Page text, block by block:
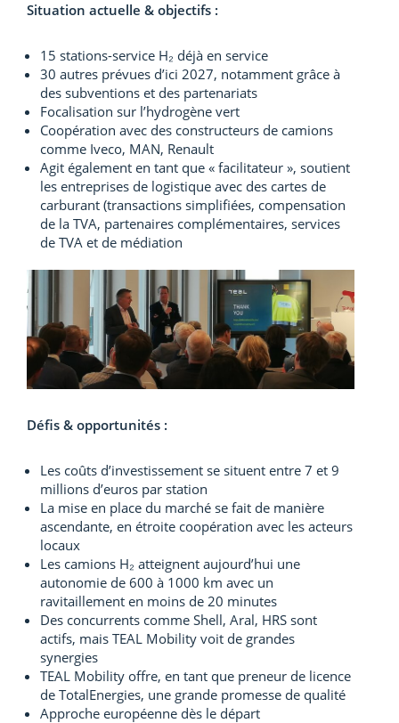
Situation actuelle & objectifs :
15 stations-service H₂ déjà en service
30 autres prévues d’ici 2027, notamment grâce à
des subventions et des partenariats
Focalisation sur l’hydrogène vert
Coopération avec des constructeurs de camions
comme Iveco, MAN, Renault
Agit également en tant que « facilitateur », soutient
les entreprises de logistique avec des cartes de
carburant (transactions simplifiées, compensation
de la TVA, partenaires complémentaires, services
de TVA et de médiation
Défis & opportunités :
Les coûts d’investissement se situent entre 7 et 9
millions d’euros par station
La mise en place du marché se fait de manière
ascendante, en étroite coopération avec les acteurs
locaux
Les camions H₂ atteignent aujourd’hui une
autonomie de 600 à 1000 km avec un
ravitaillement en moins de 20 minutes
Des concurrents comme Shell, Aral, HRS sont
actifs, mais TEAL Mobility voit de grandes
synergies
TEAL Mobility offre, en tant que preneur de licence
de TotalEnergies, une grande promesse de qualité
Approche européenne dès le départ